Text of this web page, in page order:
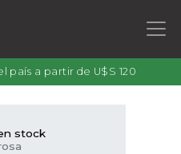
país a partir de U$S 120
stock